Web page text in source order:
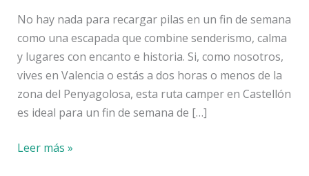
No hay nada para recargar pilas en un fin de semana
como una escapada que combine senderismo, calma
y lugares con encanto e historia. Si, como nosotros,
vives en Valencia o estás a dos horas o menos de la
zona del Penyagolosa, esta ruta camper en Castellón
es ideal para un fin de semana de […]
Ruta
Leer más »